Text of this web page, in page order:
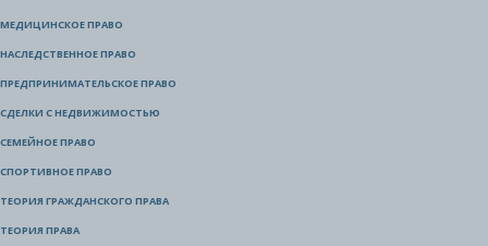
МЕДИЦИНСКОЕ ПРАВО
НАСЛЕДСТВЕННОЕ ПРАВО
ПРЕДПРИНИМАТЕЛЬСКОЕ ПРАВО
СДЕЛКИ С НЕДВИЖИМОСТЬЮ
СЕМЕЙНОЕ ПРАВО
СПОРТИВНОЕ ПРАВО
ТЕОРИЯ ГРАЖДАНСКОГО ПРАВА
ТЕОРИЯ ПРАВА